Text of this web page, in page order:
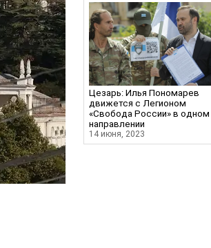
Цезарь: Илья Пономарев
движется с Легионом
«Свобода России» в одном
направлении
14 июня, 2023